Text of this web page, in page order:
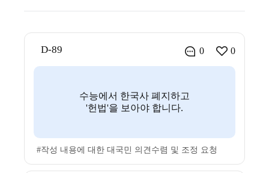
D-89 0 0
수능에서 한국사 폐지하고
'헌법'을 보아야 합니다.
#작성 내용에 대한 대국민 의견수렴 및 조정 요청